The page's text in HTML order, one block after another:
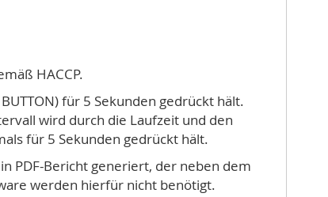
HACCP.
für 5 Sekunden gedrückt hält.
wird durch die Laufzeit und den
für 5 Sekunden gedrückt hält.
PDF-Bericht generiert, der neben dem
werden hierfür nicht benötigt.